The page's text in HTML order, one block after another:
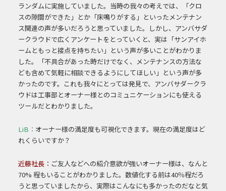
ランダムに実施していました。 当時の我々の考えでは、「クロ
スの隙間ができた」とか「床鳴りがする」といったメンテナン
ス関連の声が多いだろうと思っていました。
しかし、アンバサダ
ークラウドで広くアンケートをとっていくと、実は「サンアイホ
ーム ともっと接点を持ちたい」という声が多いことがわかりま
した。「不具合があった時だけでなく、メンテナンスの方法な
ども含めて気軽に相談できるようにしてほしい」という声が多
かったのです。 これも我々にとっては発見で、アンバサダークラ
ウドは工事部とオーナー様とのコミュニケーションにも使える
ツールだとわかりました。
LiB： オーナー様の満足度も可視化できます。現在の満足度はど
れくらいですか？
近藤社長： ご友人などへの紹介意欲が強いオーナー様は、なんと
70% 程もいることがわかり ました。数値化する前は40％程だろ
うと思っていましたから、実際はこんなにも多かったのだなと気